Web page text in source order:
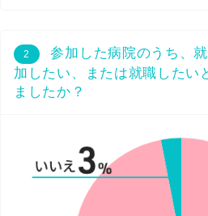
2
参加した病院のうち、
加したい、または就職したい
ましたか？